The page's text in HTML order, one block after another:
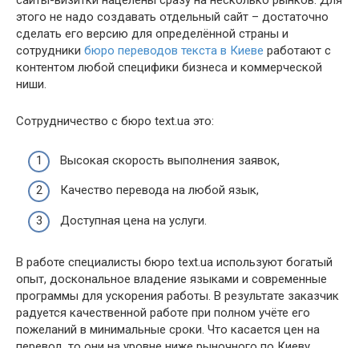
этого не надо создавать отдельный сайт – достаточно
сделать его версию для определённой страны и
сотрудники бюро переводов текста в Киеве работают с
контентом любой специфики бизнеса и коммерческой
ниши.
Сотрудничество с бюро text.ua это:
Высокая скорость выполнения заявок,
Качество перевода на любой язык,
Доступная цена на услуги.
В работе специалисты бюро text.ua используют богатый
опыт, доскональное владение языками и современные
программы для ускорения работы. В результате заказчик
радуется качественной работе при полном учёте его
пожеланий в минимальные сроки. Что касается цен на